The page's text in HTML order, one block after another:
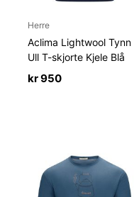
Herre
Aclima Lightwool Tynn
Ull T-skjorte Kjele Blå
kr950